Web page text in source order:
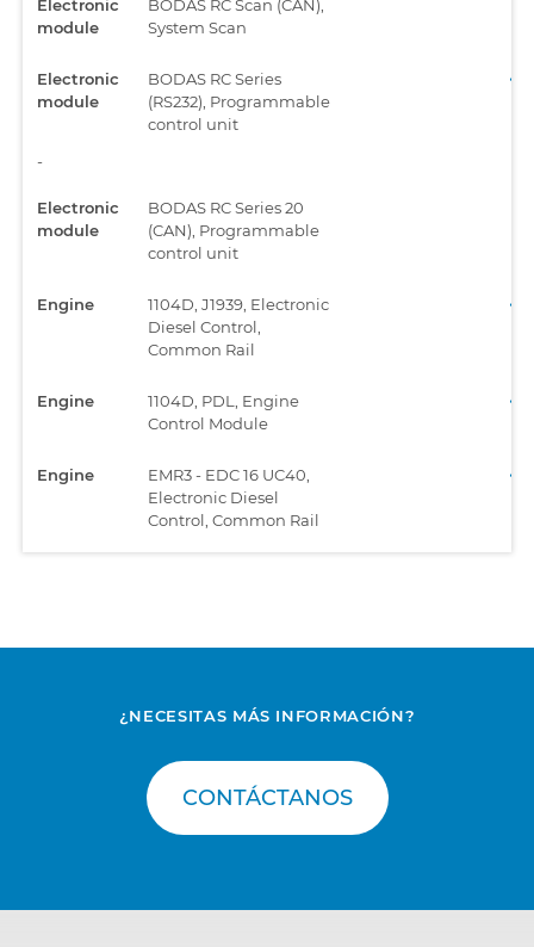
Electronic
module
BODAS RC Scan (CAN),
System Scan
Electronic
module
BODAS RC Series
(RS232), Programmable
control unit
-
Electronic
module
BODAS RC Series 20
(CAN), Programmable
control unit
Engine
1104D, J1939, Electronic
Diesel Control,
Common Rail
Engine
1104D, PDL, Engine
Control Module
Engine
EMR3 - EDC 16 UC40,
Electronic Diesel
Control, Common Rail
Control, Common Rail
EMR4 - EDC 17 CV54,
Electronic Diesel
Control, Common Rail
Control, Common Rail
¿NECESITAS MÁS INFORMACIÓN?
CONTÁCTANOS